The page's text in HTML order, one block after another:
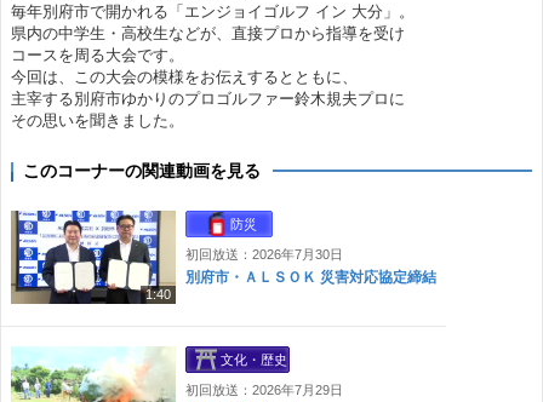
毎年別府市で開かれる「エンジョイゴルフ イン 大分」。
県内の中学生・高校生などが、直接プロから指導を受け
コースを周る大会です。
今回は、この大会の模様をお伝えするとともに、
主宰する別府市ゆかりのプロゴルファー鈴木規夫プロに
その思いを聞きました。
このコーナーの関連動画を見る
1:40
防災
初回放送：2026年7月30日
別府市・ＡＬＳＯＫ 災害対応協定締結
文化・歴史
初回放送：2026年7月29日